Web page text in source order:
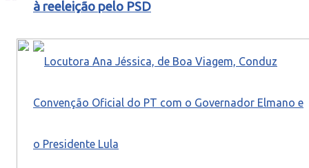
à reeleição pelo PSD